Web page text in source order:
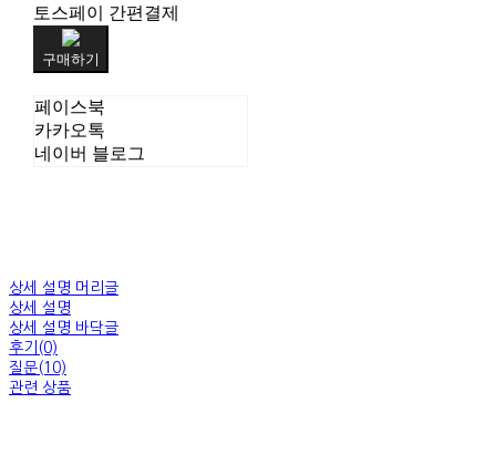
토스페이 간편결제
구매하기
페이스북
카카오톡
네이버 블로그
상세 설명 머리글
상세 설명
상세 설명 바닥글
후기(0)
질문(10)
관련 상품